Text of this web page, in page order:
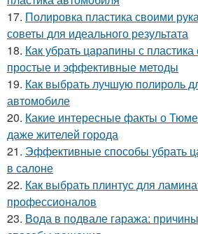
17. Полировка пластика своими
советы для идеального результата
18. Как убрать царапины с
простые и эффективные методы
19. Как выбрать лучшую полироль
автомобиле
20. Какие интересные факты о
даже жителей города
21. Эффективные способы убрать
в салоне
22. Как выбрать плинтус для
профессионалов
23. Вода в подвале гаража: